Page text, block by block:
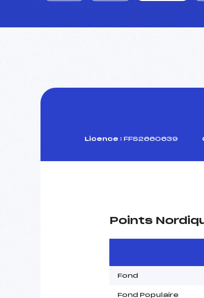
Licence : FFS2660639
Points
Fond
Fond Populaire